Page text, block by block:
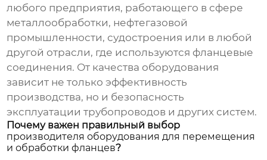
любого предприятия, работающего в сфере
металлообработки, нефтегазовой
промышленности, судостроения или в любой
другой отрасли, где используются фланцевые
соединения. От качества оборудования
зависит не только эффективность
производства, но и безопасность
эксплуатации трубопроводов и других систем.
Почему важен правильный выбор
производителя оборудования для перемещения
и обработки фланцев?